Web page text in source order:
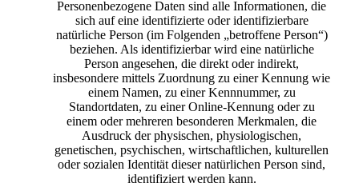
Personenbezogene Daten sind alle Informationen, die
sich auf eine identifizierte oder identifizierbare
natürliche Person (im Folgenden „betroffene Person“)
beziehen. Als identifizierbar wird eine natürliche
Person angesehen, die direkt oder indirekt,
insbesondere mittels Zuordnung zu einer Kennung wie
einem Namen, zu einer Kennnummer, zu
Standortdaten, zu einer Online-Kennung oder zu
einem oder mehreren besonderen Merkmalen, die
Ausdruck der physischen, physiologischen,
genetischen, psychischen, wirtschaftlichen, kulturellen
oder sozialen Identität dieser natürlichen Person sind,
identifiziert werden kann.